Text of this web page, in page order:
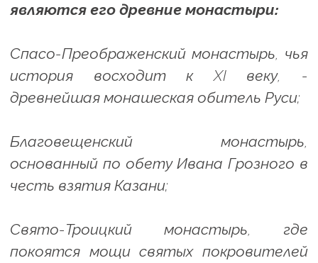
являются его древние монастыри:
Спасо-Преображенский монастырь, чья
история восходит к XI веку, -
древнейшая монашеская обитель Руси;
Благовещенский монастырь,
основанный по обету Ивана Грозного в
честь взятия Казани;
Свято-Троицкий монастырь, где
покоятся мощи святых покровителей